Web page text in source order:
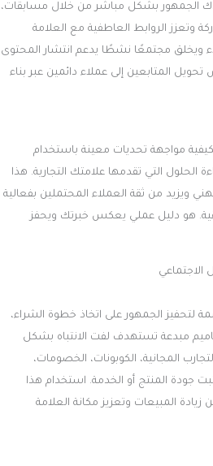
الجمهور بشكل مباشر من خلال مسابقات،
وتعزز الروابط العاطفية مع العلامة
ويخلق مجتمعًا نشطًا يدعم انتشار المحتوى
المتابعين إلى عملاء دائمين عبر بناء
مواجهة تحديات معينة باستخدام
التي تقدمها علامتك التجارية. هذا
ويزيد من ثقة العملاء المحتملين بفعالية
هو دليل عملي يعكس خبرتك ويحفز
الاجتماعي
لتحفيز الجمهور على اتخاذ خطوة الشراء،
مبدعة تستهدف لفت الانتباه بشكل
المجانية، الكوبونات، الخصومات،
جودة المنتج أو الخدمة. استخدام هذا
المبيعات وتعزيز مكانة العلامة